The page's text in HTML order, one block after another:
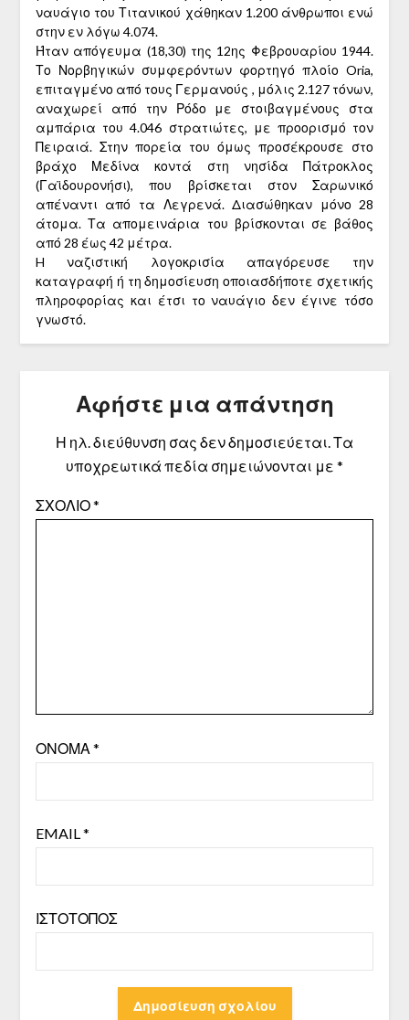
ναυάγιο του Τιτανικού χάθηκαν 1.200 άνθρωποι ενώ
στην εν λόγω 4.074.
Ήταν απόγευμα (18,30) της 12ης Φεβρουαρίου 1944.
Το Νορβηγικών συμφερόντων φορτηγό πλοίο Oria,
επιταγμένο από τους Γερμανούς , μόλις 2.127 τόνων,
αναχωρεί από την Ρόδο με στοιβαγμένους στα
αμπάρια του 4.046 στρατιώτες, με προορισμό τον
Πειραιά. Στην πορεία του όμως προσέκρουσε στο
βράχο Μεδίνα κοντά στη νησίδα Πάτροκλος
(Γαϊδουρονήσι), που βρίσκεται στον Σαρωνικό
απέναντι από τα Λεγρενά. Διασώθηκαν μόνο 28
άτομα. Τα απομεινάρια του βρίσκονται σε βάθος
από 28 έως 42 μέτρα.
H ναζιστική λογοκρισία απαγόρευσε την
καταγραφή ή τη δημοσίευση οποιασδήποτε σχετικής
πληροφορίας και έτσι το ναυάγιο δεν έγινε τόσο
γνωστό.
Αφήστε μια απάντηση
Η ηλ. διεύθυνση σας δεν δημοσιεύεται.Τα
υποχρεωτικά πεδία σημειώνονται με *
ΣΧΌΛΙΟ*
ΌΝΟΜΑ *
EMAIL*
ΙΣΤΌΤΟΠΟΣ